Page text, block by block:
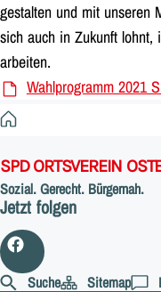
gestalten und mit unseren
sich auch in Zukunft
arbeiten.
Wahlprogramm 2021
SPD ORTSVEREIN
Sozial. Gerecht. Bürgernah.
Jetzt folgen
Suche Sitemap